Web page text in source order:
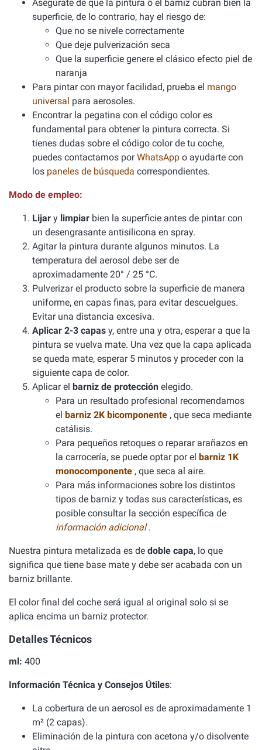
Asegúrate de que la pintura o el barniz cubran bien la
superficie, de lo contrario, hay el riesgo de:
Que no se nivele correctamente
Que deje pulverización seca
Que la superficie genere el clásico efecto piel de
naranja
Para pintar con mayor facilidad, prueba el mango
universal para aerosoles.
Encontrar la pegatina con el código color es
fundamental para obtener la pintura correcta. Si
tienes dudas sobre el código color de tu coche,
puedes contactarnos porWhatsApp o ayudarte con
los paneles de búsqueda correspondientes.
Modo de empleo:
Lijar y limpiar bien la superficie antes de pintar con
un desengrasante antisilicona en spray.
Agitar la pintura durante algunos minutos. La
temperatura del aerosol debe ser de
aproximadamente 20° / 25 °C.
Pulverizar el producto sobre la superficie de manera
uniforme, en capas finas, para evitar descuelgues.
Evitar una distancia excesiva.
Aplicar 2-3 capas y, entre una y otra, esperar a que la
pintura se vuelva mate. Una vez que la capa aplicada
se queda mate, esperar 5 minutos y proceder con la
siguiente capa de color.
Aplicar el barniz de protección elegido.
Para un resultado profesional recomendamos
el barniz 2K bicomponente , que seca mediante
catálisis.
Para pequeños retoques o reparar arañazos en
la carrocería, se puede optar por el barniz 1K
monocomponente , que seca al aire.
Para más informaciones sobre los distintos
tipos de barniz y todas sus características, es
posible consultar la sección específica de
información adicional.
Nuestra pintura metalizada es de doble capa, lo que
significa que tiene base mate y debe ser acabada con un
barniz brillante.
El color final del coche será igual al original solo si se
aplica encima un barniz protector.
Detalles Técnicos
ml: 400
Información Técnica y Consejos Útiles:
La cobertura de un aerosol es de aproximadamente 1
m² (2 capas).
Eliminación de la pintura con acetona y/o disolvente